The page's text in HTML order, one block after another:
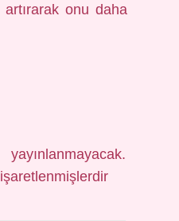
onu daha